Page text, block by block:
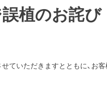
誤植のお詫び
ていただきますとともに、